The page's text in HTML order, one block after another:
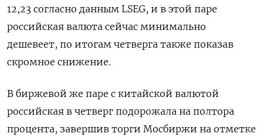
12,23 согласно данным LSEG, и в этой паре
российская валюта сейчас минимально
дешевеет, по итогам четверга также показав
скромное снижение.
В биржевой же паре с китайской валютой
российская в четверг подорожала на полтора
процента, завершив торги Мосбиржи на отметке